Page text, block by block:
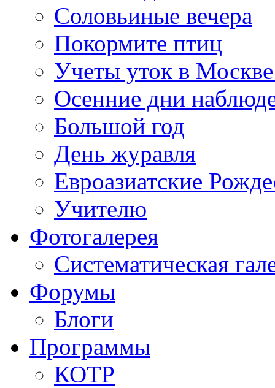
Соловьиные вечера
Покормите птиц
Учеты уток в
Осенние дни
Большой год
День журавля
Евроазиатские
Учителю
Фотогалерея
Систематическая
Форумы
Блоги
Программы
КОТР